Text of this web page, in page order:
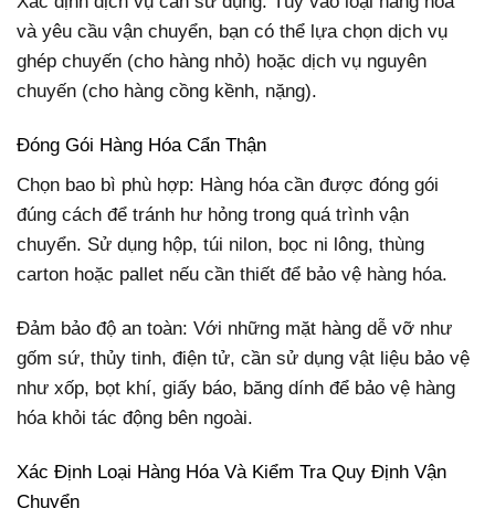
và yêu cầu vận chuyển, bạn có thể lựa chọn dịch vụ
ghép chuyến (cho hàng nhỏ) hoặc dịch vụ nguyên
chuyến (cho hàng cồng kềnh, nặng).
Đóng Gói Hàng Hóa Cẩn Thận
Chọn bao bì phù hợp: Hàng hóa cần được đóng gói
đúng cách để tránh hư hỏng trong quá trình vận
chuyển. Sử dụng hộp, túi nilon, bọc ni lông, thùng
carton hoặc pallet nếu cần thiết để bảo vệ hàng hóa.
Đảm bảo độ an toàn: Với những mặt hàng dễ vỡ như
gốm sứ, thủy tinh, điện tử, cần sử dụng vật liệu bảo vệ
như xốp, bọt khí, giấy báo, băng dính để bảo vệ hàng
hóa khỏi tác động bên ngoài.
Xác Định Loại Hàng Hóa Và Kiểm Tra Quy Định Vận
Chuyển